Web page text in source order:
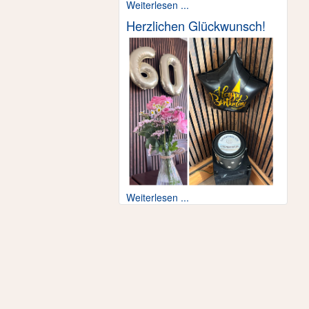
Weiterlesen ...
Herzlichen Glückwunsch!
Weiterlesen ...